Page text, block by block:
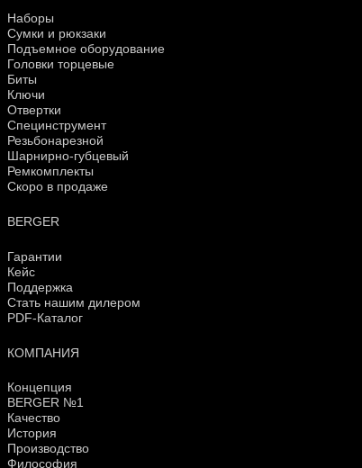
Наборы
Сумки и рюкзаки
Подъемное оборудование
Головки торцевые
Биты
Ключи
Отвертки
Специнструмент
Резьбонарезной
Шарнирно-губцевый
Ремкомплекты
Скоро в продаже
BERGER
Гарантии
Кейс
Поддержка
Стать нашим дилером
PDF-Каталог
КОМПАНИЯ
Концепция
BERGER №1
Качество
История
Производство
Философия